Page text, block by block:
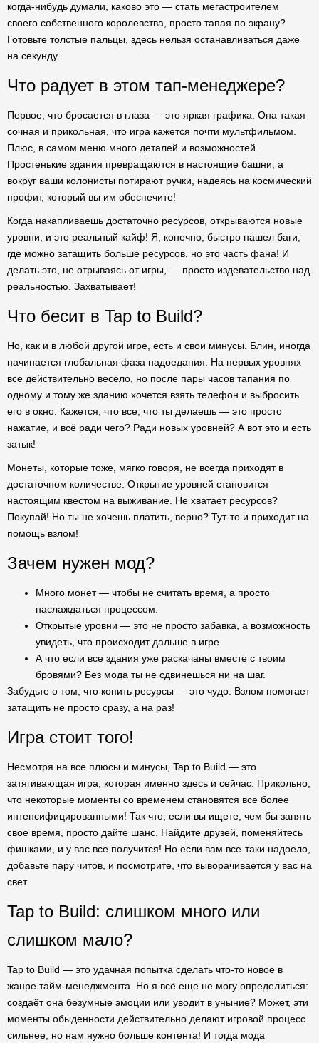
когда-нибудь думали, каково это — стать мегастроителем
своего собственного королевства, просто тапая по экрану?
Готовьте толстые пальцы, здесь нельзя останавливаться даже
на секунду.
Что радует в этом тап-менеджере?
Первое, что бросается в глаза — это яркая графика. Она такая
сочная и прикольная, что игра кажется почти мультфильмом.
Плюс, в самом меню много деталей и возможностей.
Простенькие здания превращаются в настоящие башни, а
вокруг ваши колонисты потирают ручки, надеясь на космический
профит, который вы им обеспечите!
Когда накапливаешь достаточно ресурсов, открываются новые
уровни, и это реальный кайф! Я, конечно, быстро нашел баги,
где можно затащить больше ресурсов, но это часть фана! И
делать это, не отрываясь от игры, — просто издевательство над
реальностью. Захватывает!
Что бесит в Tap to Build?
Но, как и в любой другой игре, есть и свои минусы. Блин, иногда
начинается глобальная фаза надоедания. На первых уровнях
всё действительно весело, но после пары часов тапания по
одному и тому же зданию хочется взять телефон и выбросить
его в окно. Кажется, что все, что ты делаешь — это просто
нажатие, и всё ради чего? Ради новых уровней? А вот это и есть
затык!
Монеты, которые тоже, мягко говоря, не всегда приходят в
достаточном количестве. Открытие уровней становится
настоящим квестом на выживание. Не хватает ресурсов?
Покупай! Но ты не хочешь платить, верно? Тут-то и приходит на
помощь взлом!
Зачем нужен мод?
Много монет — чтобы не считать время, а просто
наслаждаться процессом.
Открытые уровни — это не просто забавка, а возможность
увидеть, что происходит дальше в игре.
А что если все здания уже раскачаны вместе с твоим
бровями? Без мода ты не сдвинешься ни на шаг.
Забудьте о том, что копить ресурсы — это чудо. Взлом помогает
затащить не просто сразу, а на раз!
Игра стоит того!
Несмотря на все плюсы и минусы, Tap to Build — это
затягивающая игра, которая именно здесь и сейчас. Прикольно,
что некоторые моменты со временем становятся все более
интенсифицированными! Так что, если вы ищете, чем бы занять
свое время, просто дайте шанс. Найдите друзей, поменяйтесь
фишками, и у вас все получится! Но если вам все-таки надоело,
добавьте пару читов, и посмотрите, что выворачивается у вас на
свет.
Tap to Build: слишком много или
слишком мало?
Tap to Build — это удачная попытка сделать что-то новое в
жанре тайм-менеджмента. Но я всё еще не могу определиться:
создаёт она безумные эмоции или уводит в уныние? Может, эти
моменты обыденности действительно делают игровой процесс
сильнее, но нам нужно больше контента! И тогда мода